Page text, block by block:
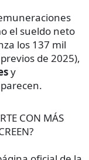
el sueldo neto
los 137 mil
de 2025),
y
CON MÁS